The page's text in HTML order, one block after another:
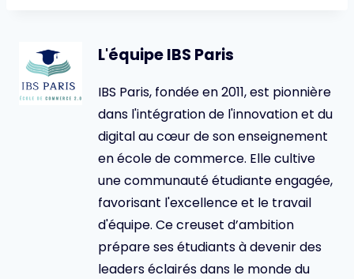
L'équipe IBS Paris
IBS Paris, fondée en 2011, est pionnière
dans l'intégration de l'innovation et du
digital au cœur de son enseignement
en école de commerce. Elle cultive
une communauté étudiante engagée,
favorisant l'excellence et le travail
d'équipe. Ce creuset d’ambition
prépare ses étudiants à devenir des
leaders éclairés dans le monde du